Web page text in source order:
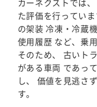
た評価を行ってい
の架装 冷凍・冷蔵
使用履歴 など、乗
そのため、 古いト
がある車両 であっ
し、 価値を見逃さ
す。